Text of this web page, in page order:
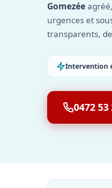
Gomezée
urgences et
transparents,
Intervention
0472 53